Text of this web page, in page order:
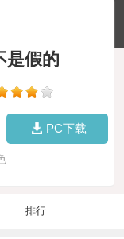
是假的
PC下载
排行